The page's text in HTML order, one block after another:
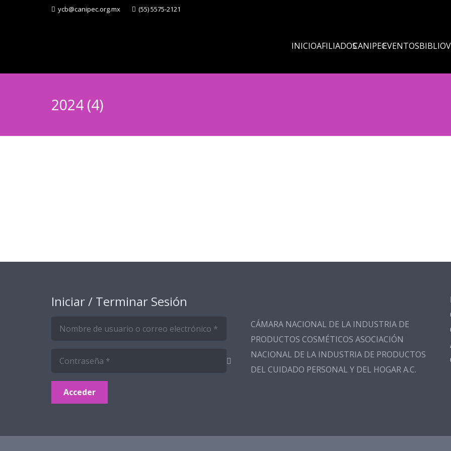
ycb@canipec.org.mx (55) 5575-2121
INICIOAFILIADOSCANIPECEVENTOS
2024 (4)
Iniciar / Terminar Sesión
Acceder
CÁMARA NACIONAL DE LA INDUSTRIA DE
PRODUCTOS COSMÉTICOS ASOCIACIÓN
NACIONAL DE LA INDUSTRIA DE PRODUCTOS
DEL CUIDADO PERSONAL Y DEL HOGAR A.C.